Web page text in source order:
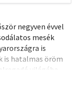
negyven évvel
mesék
is
is hatalmas öröm
világába,
és együtt